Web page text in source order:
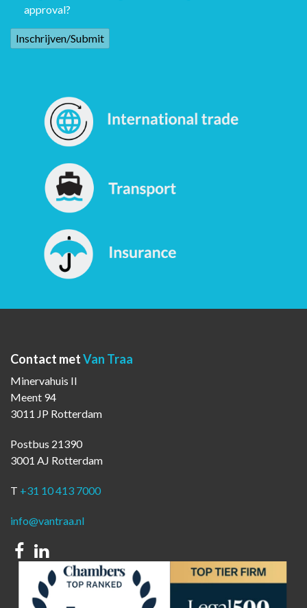
approval?
Contact metVan Traa
Minervahuis II
Meent 94
3011 JP Rotterdam
Postbus 21390
3001 AJ Rotterdam
T +31 10 413 7000
info@vantraa.nl
Facebook
Linkedin